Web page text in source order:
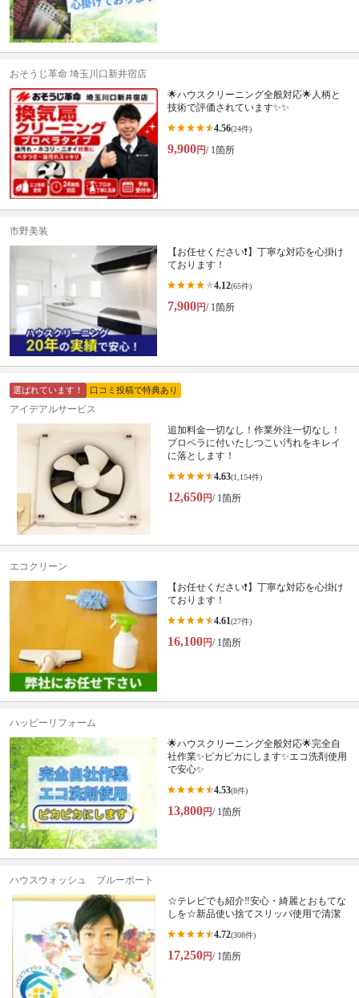
おそうじ革命 埼玉川口新井宿店
🌟ハウスクリーニング全般対応🌟人柄と
技術で評価されています✨✨
4.56(24件)
9,900円/ 1箇所
市野美装
【お任せください❗️】丁寧な対応を心掛け
ております！
4.12(65件)
7,900円/ 1箇所
選ばれています！ 口コミ投稿で特典あり
アイデアルサービス
追加料金一切なし！作業外注一切なし！
プロペラに付いたしつこい汚れをキレイ
に落とします！
4.63(1,154件)
12,650円/ 1箇所
エコクリーン
【お任せください❗️】丁寧な対応を心掛け
ております！
4.61(27件)
16,100円/ 1箇所
ハッピーリフォーム
🌟ハウスクリーニング全般対応🌟完全自
社作業✨️ピカピカにします✨️エコ洗剤使用
で安心✨
4.53(8件)
13,800円/ 1箇所
ハウスウォッシュ ブルーポート
☆テレビでも紹介‼安心・綺麗とおもてな
しを☆新品使い捨てスリッパ使用で清潔
4.72(308件)
17,250円/ 1箇所